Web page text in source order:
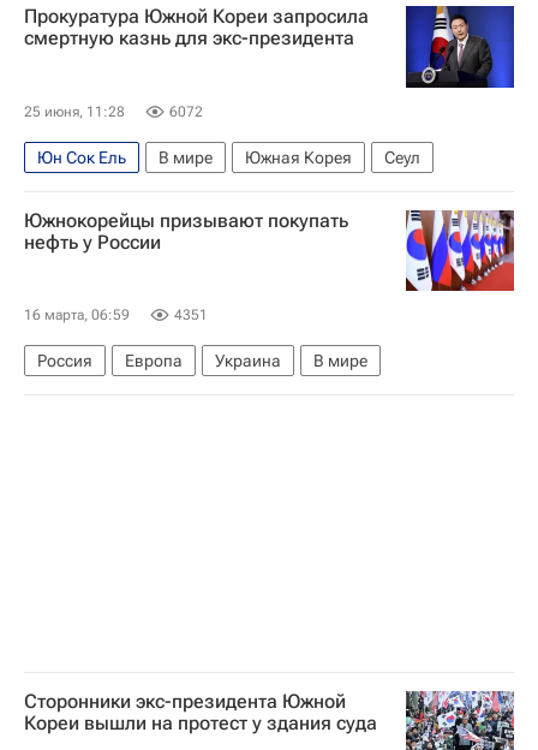
Прокуратура Южной Кореи запросила
смертную казнь для экс-президента
25 июня, 11:28 6072
Юн Сок Ель В мире Южная Корея Сеул
Южнокорейцы призывают покупать
нефть у России
16 марта, 06:59 4351
Россия Европа Украина В мире
Сторонники экс-президента Южной
Кореи вышли на протест у здания суда